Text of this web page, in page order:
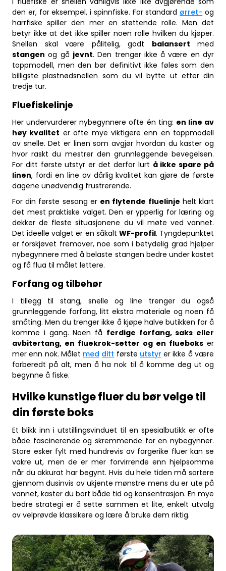
den er, for eksempel, i spinnfiske. For standard ørret- og
harrfiske spiller den mer en støttende rolle. Men det
betyr ikke at det ikke spiller noen rolle hvilken du kjøper.
Snellen skal være pålitelig, godt balansert med
stangen og gå jevnt. Den trenger ikke å være en dyr
toppmodell, men den bør definitivt ikke føles som den
billigste plastnødsnellen som du vil bytte ut etter din
tredje tur.
Fluefiskelinje
Her undervurderer nybegynnere ofte én ting: en line av
høy kvalitet er ofte mye viktigere enn en toppmodell
av snelle. Det er linen som avgjør hvordan du kaster og
hvor raskt du mestrer den grunnleggende bevegelsen.
For ditt første utstyr er det derfor lurt å ikke spare på
linen, fordi en line av dårlig kvalitet kan gjøre de første
dagene unødvendig frustrerende.
For din første sesong er en flytende fluelinje helt klart
det mest praktiske valget. Den er ypperlig for læring og
dekker de fleste situasjonene du vil møte ved vannet.
Det ideelle valget er en såkalt WF-profil. Tyngdepunktet
er forskjøvet fremover, noe som i betydelig grad hjelper
nybegynnere med å belaste stangen bedre under kastet
og få flua til målet lettere.
Forfang og tilbehør
I tillegg til stang, snelle og line trenger du også
grunnleggende forfang, litt ekstra materiale og noen få
småting. Men du trenger ikke å kjøpe halve butikken for å
komme i gang. Noen få ferdige forfang, saks eller
avbitertang, en fluekrok-setter og en flueboks er
mer enn nok. Målet med ditt første utstyr er ikke å være
forberedt på alt, men å ha nok til å komme deg ut og
begynne å fiske.
Hvilke kunstige fluer du bør velge til
din første boks
Et blikk inn i utstillingsvinduet til en spesialbutikk er ofte
både fascinerende og skremmende for en nybegynner.
Store esker fylt med hundrevis av fargerike fluer kan se
vakre ut, men de er mer forvirrende enn hjelpsomme
når du akkurat har begynt. Hvis du hele tiden må sortere
gjennom dusinvis av ukjente mønstre mens du er ute på
vannet, kaster du bort både tid og konsentrasjon. En mye
bedre strategi er å sette sammen et lite, enkelt utvalg
av velprøvde klassikere og lære å bruke dem riktig.